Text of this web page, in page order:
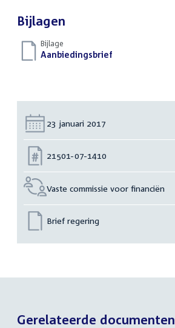
Bijlagen
Bijlage
Download
Aanbiedingsbrief
Datum:
23 januari 2017
Nummer:
21501-07-1410
Vaste commissie voor financiën
Brief regering
Gerelateerde documenten